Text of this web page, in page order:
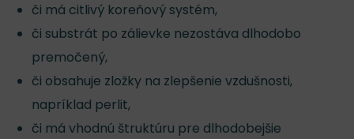
či má citlivý koreňový systém,
či substrát po zálievke nezostáva dlhodobo
premočený,
či obsahuje zložky na zlepšenie vzdušnosti,
napríklad perlit,
či má vhodnú štruktúru pre dlhodobejšie